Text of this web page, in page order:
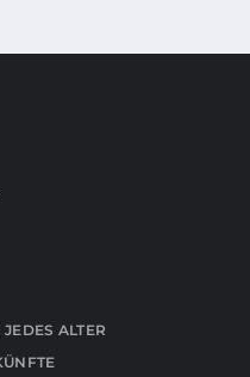
ALTER